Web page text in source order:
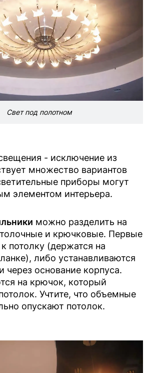
Свет под полотном
- исключение из
множество вариантов
приборы могут
элементом интерьера.
можно разделить на
и крючковые. Первые
потолку (держатся на
либо устанавливаются
через основание корпуса.
на крючок, который
Учтите, что объемные
опускают потолок.